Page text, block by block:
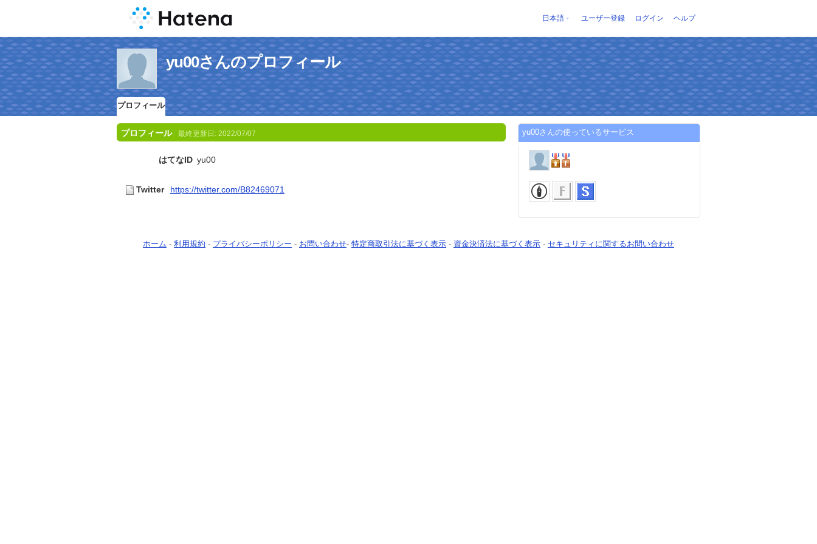
日本語 ユーザー登録 ログイン ヘルプ
yu00さんのプロフィール
プロフィール
プロフィール 最終更新日: 2022/07/07
はてなID yu00
Twitter https://twitter.com/B82469071
yu00さんの使っているサービス
ホーム - 利用規約 - プライバシーポリシー - お問い合わせ- 特定商取引法に基づく表示 - 資金決済法に基づく表示 - セキュリティに関するお問い合わせ